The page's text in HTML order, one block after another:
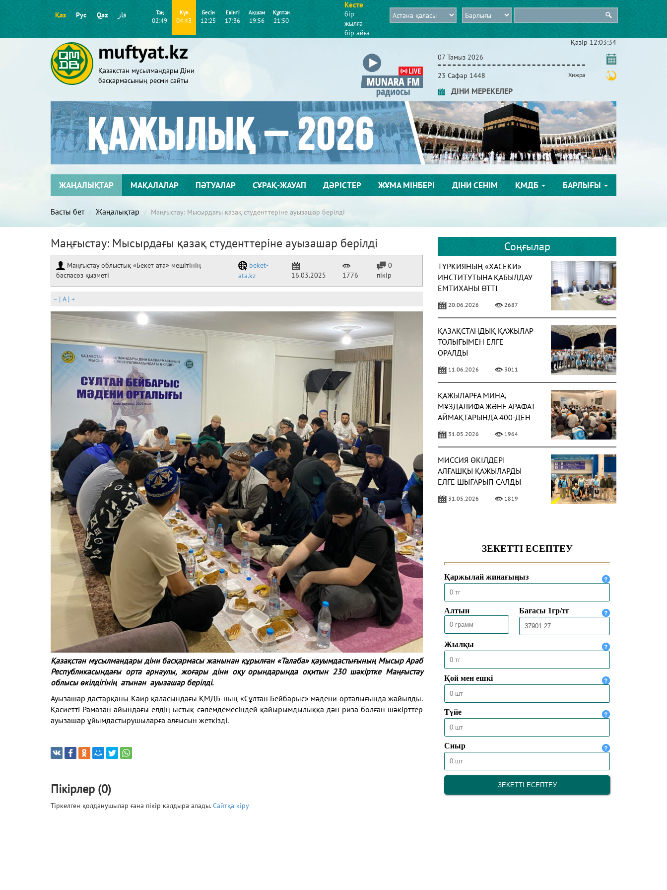
Қаз Рус Qaz قاز Таң
02:49
Күн
04:43
Бесін
12:25
Екінті
17:36
Ақшам
19:56
Құптан
21:50
Кесте
бір
жылға
бір айға
muftyat.kz
Қазақстан мұсылмандары Діни
басқармасының ресми сайты
Қазір 12:03:35
07 Тамыз 2026
23 Сафар 1448 Хижра
ДІНИ МЕРЕКЕЛЕР
ЖАҢАЛЫҚТАР МАҚАЛАЛАР ПӘТУАЛАР СҰРАҚ-ЖАУАП ДӘРІСТЕР ЖҰМА МІНБЕРІ ДІНИ СЕНІМ ҚМДБ БАРЛЫҒЫ
Басты бет Жаңалықтар Маңғыстау: Мысырдағы қазақ студенттеріне ауызашар берілді
Маңғыстау: Мысырдағы қазақ студенттеріне ауызашар берілді
Маңғыстау облыстық «Бекет ата» мешітінің
баспасөз қызметі
beket-
ata.kz
16.03.2025 1776
0
пікір
– | A| +
Қазақстан мұсылмандары діни басқармасы жанынан құрылған «Талаба» қауымдастығының Мысыр Араб
Республикасындағы орта арнаулы, жоғары діни оқу орындарында оқитын 230 шәкіртке Маңғыстау
облысы өкілдігінің атынан ауызашар берілді.
Ауызашар дастарқаны Каир қаласындағы ҚМДБ-ның «Сұлтан Бейбарыс» мәдени орталығында жайылды.
Қасиетті Рамазан айындағы елдің ыстық сәлемдемесіндей қайырымдылыққа дән риза болған шәкірттер
ауызашар ұйымдастырушыларға алғысын жеткізді.
Пікірлер (0)
Тіркелген қолданушылар ғана пікір қалдыра алады.Сайтқа кіру
Соңғылар
ТҮРКИЯНЫҢ «ХАСЕКИ»
ИНСТИТУТЫНА ҚАБЫЛДАУ
ЕМТИХАНЫ ӨТТІ
20.06.2026 2687
ҚАЗАҚСТАНДЫҚ ҚАЖЫЛАР
ТОЛЫҒЫМЕН ЕЛГЕ
ОРАЛДЫ
11.06.2026 3011
ҚАЖЫЛАРҒА МИНА,
МҰЗДАЛИФА ЖӘНЕ АРАФАТ
АЙМАҚТАРЫНДА 400-ДЕН
ЖҮРГІЗІЛДІ
31.05.2026 1964
МИССИЯ ӨКІЛДЕРІ
АЛҒАШҚЫ ҚАЖЫЛАРДЫ
ЕЛГЕ ШЫҒАРЫП САЛДЫ
31.05.2026 1819
ҚҰЛШЫЛЫҒЫНЫҢ НЕГІЗГІ
АТҚАРДЫ
30.05.2026 4455
МЕККЕДЕ 1447 ҺИЖРИ
ЖЫЛҒЫ ҚАЖЫЛЫҚ
МАУСЫМЫ
ҚОРЫТЫНДЫЛАНДЫ
30.05.2026